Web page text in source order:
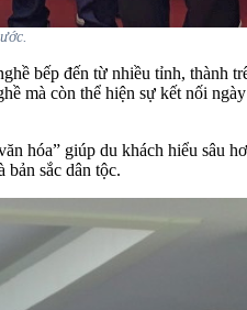
bếp đến từ nhiều tỉnh, thành
mà còn thể hiện sự kết nối ngày
hóa” giúp du khách hiểu sâu
sắc dân tộc.